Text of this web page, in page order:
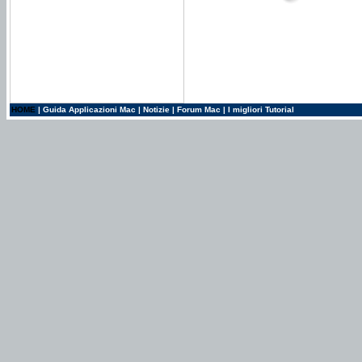
HOME | Guida Applicazioni Mac | Notizie | Forum Mac | I migliori Tutorial